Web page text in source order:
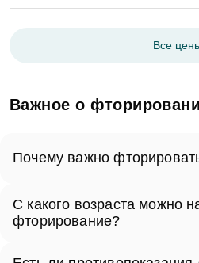
Все
Важное о
Почему важно
Детские зубки более
недостаточной гигиены
кислотам, вырабатываемым
С какого возраста можно
фторирование?
Фторирование может